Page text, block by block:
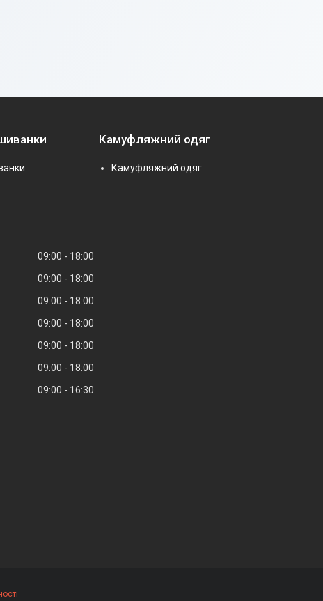
Камуфляжний одяг
Камуфляжний одяг
09:00
18:00
09:00
18:00
09:00
18:00
09:00
18:00
09:00
18:00
09:00
18:00
09:00 16:30